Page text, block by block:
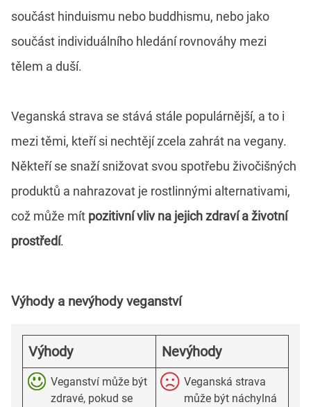
součást hinduismu nebo buddhismu, nebo jako
součást individuálního hledání rovnováhy mezi
tělem a duší.
Veganská strava se stává stále populárnější, a to i
mezi těmi, kteří si nechtějí zcela zahrát na vegany.
Někteří se snaží snižovat svou spotřebu živočišných
produktů a nahrazovat je rostlinnými alternativami,
což může mít pozitivní vliv na jejich zdraví a životní
prostředí.
Výhody a nevýhody veganství
Výhody Nevýhody
Veganství může být
zdravé, pokud se
Veganská strava
může být náchylná